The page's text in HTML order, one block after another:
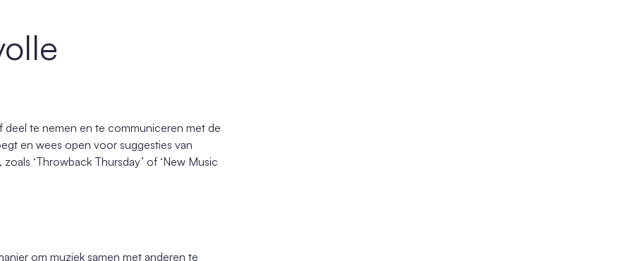
deel te nemen en te communiceren met de
en wees open voor suggesties van
‘Throwback Thursday’ of ‘New Music
om muziek samen met anderen te